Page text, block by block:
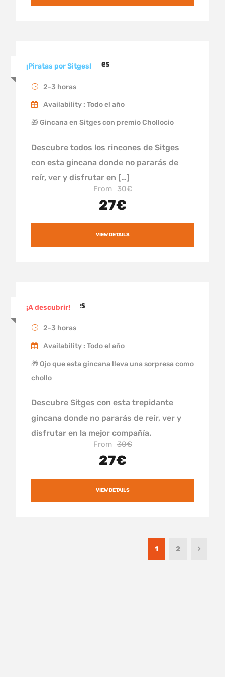
¡Piratas por Sitges!
Gincana Pirata Sitges
2-3 horas
Availability : Todo el año
🎁 Gincana en Sitges con premio Chollocio
Descubre todos los rincones de Sitges
con esta gincana donde no pararás de
reír, ver y disfrutar en […]
From 30€
27€
VIEW DETAILS
¡A descubrir!
Gincana Sitges
2-3 horas
Availability : Todo el año
🎁 Ojo que esta gincana lleva una sorpresa como
chollo
Descubre Sitges con esta trepidante
gincana donde no pararás de reír, ver y
disfrutar en la mejor compañía.
From 30€
27€
VIEW DETAILS
1 2